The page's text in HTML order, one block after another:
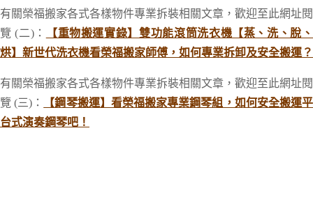
有關榮福搬家各式各樣物件專業拆裝相關文章，歡迎至此網址閱
覽 (二)：
【重物搬運實錄】雙功能滾筒洗衣機【蒸、洗、脫、
烘】新世代洗衣機看榮福搬家師傅，如何專業拆卸及安全搬運？
有關榮福搬家各式各樣物件專業拆裝相關文章，歡迎至此網址閱
覽 (三)：
【鋼琴搬運】看榮福搬家專業鋼琴組，如何安全搬運平
台式演奏鋼琴吧！